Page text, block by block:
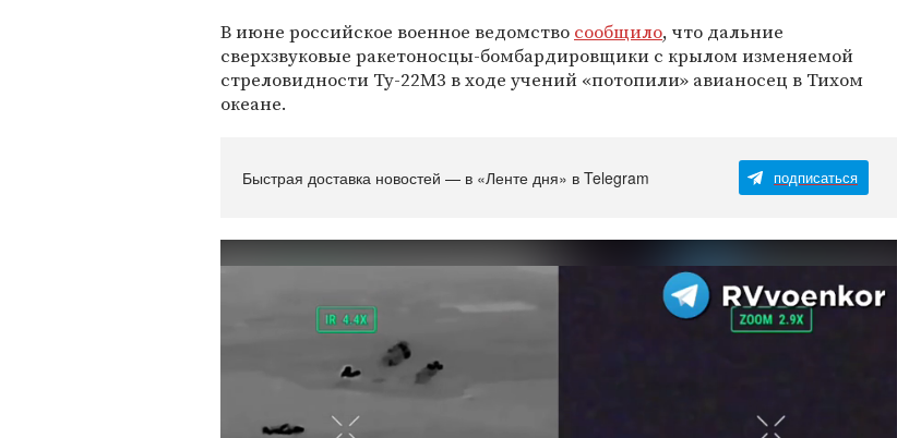
В июне российское военное ведомство сообщило, что дальние
сверхзвуковые ракетоносцы-бомбардировщики с крылом изменяемой
стреловидности Ту-22М3 в ходе учений «потопили» авианосец в Тихом
океане.
Быстрая доставка новостей — в «Ленте дня» в Telegram подписаться